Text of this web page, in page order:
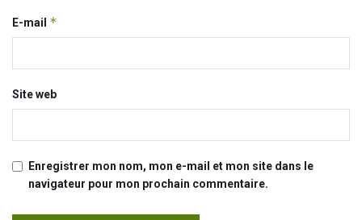
E-mail *
Site web
Enregistrer mon nom, mon e-mail et mon site dans le
navigateur pour mon prochain commentaire.